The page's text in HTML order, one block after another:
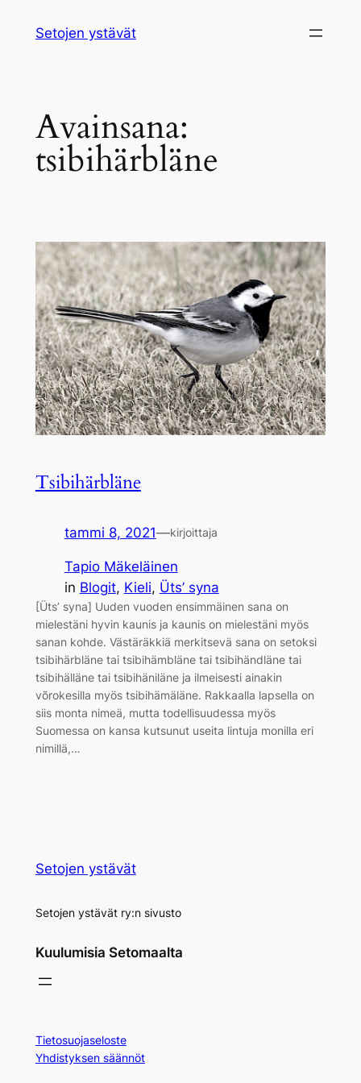
sisältöön
Setojen ystävät
Avainsana:
tsibihärbläne
Tsibihärbläne
tammi 8, 2021—kirjoittaja
Tapio Mäkeläinen
in Blogit, Kieli, Üts’ syna
[Üts’ syna] Uuden vuoden ensimmäinen sana on
mielestäni hyvin kaunis ja kaunis on mielestäni myös
sanan kohde. Västäräkkiä merkitsevä sana on setoksi
tsibihärbläne tai tsibihämbläne tai tsibihändläne tai
tsibihälläne tai tsibihäniläne ja ilmeisesti ainakin
võrokesilla myös tsibihämäläne. Rakkaalla lapsella on
siis monta nimeä, mutta todellisuudessa myös
Suomessa on kansa kutsunut useita lintuja monilla eri
nimillä,…
Setojen ystävät
Setojen ystävät ry:n sivusto
Kuulumisia Setomaalta
Tietosuojaseloste
Yhdistyksen säännöt